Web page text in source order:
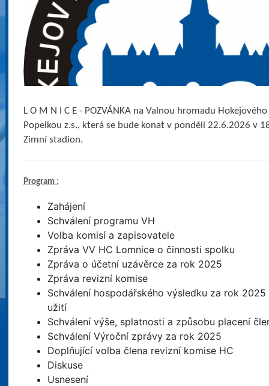
L O M N I C E - POZVÁNKA na Valnou hromadu
Popelkou z.s., která se bude konat v pondělí 22.6.2026 v
Zimní stadion.
Program :
Zahájení
Schválení programu VH
Volba komisí a zapisovatele
Zpráva VV HC Lomnice o činnosti spolku
Zpráva o účetní uzávěrce za rok 2025
Zpráva revizní komise
Schválení hospodářského výsledku za rok
užití
Schválení výše, splatnosti a způsobu placení
Schválení Výroční zprávy za rok 2025
Doplňující volba člena revizní komise HC
Diskuse
Usnesení